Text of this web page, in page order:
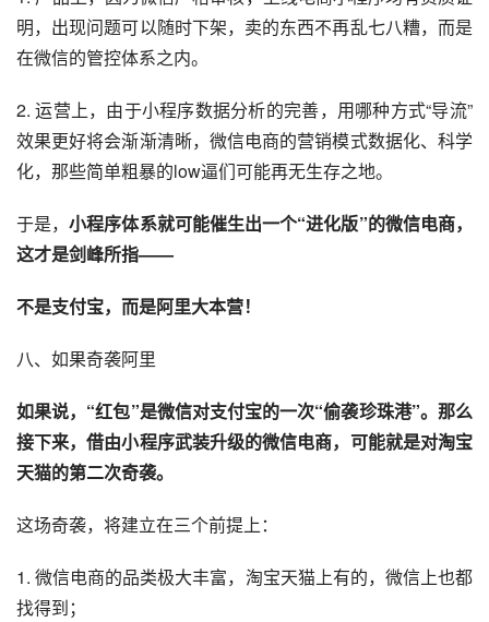
明，出现问题可以随时下架，卖的东西不再乱七八糟，而是
在微信的管控体系之内。
2. 运营上，由于小程序数据分析的完善，用哪种方式“导流”
效果更好将会渐渐清晰，微信电商的营销模式数据化、科学
化，那些简单粗暴的low逼们可能再无生存之地。
于是，小程序体系就可能催生出一个“进化版”的微信电商，
这才是剑峰所指——
不是支付宝，而是阿里大本营！
八、如果奇袭阿里
如果说，“红包”是微信对支付宝的一次“偷袭珍珠港”。那么
接下来，借由小程序武装升级的微信电商，可能就是对淘宝
天猫的第二次奇袭。
这场奇袭，将建立在三个前提上：
1. 微信电商的品类极大丰富，淘宝天猫上有的，微信上也都
找得到；